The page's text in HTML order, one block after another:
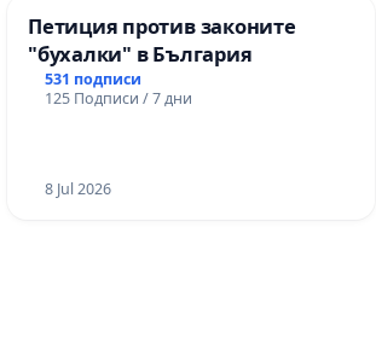
Петиция против законите
"бухалки" в България
531 подписи
125 Подписи / 7 дни
8 Jul 2026